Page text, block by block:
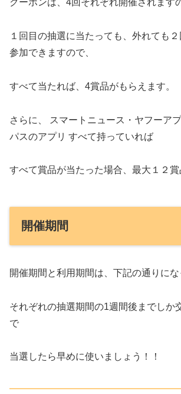
クーポンは、4回それぞれ開催されます
１回目の抽選に当たっても、外れても
参加できますので、
すべて当たれば、4賞品がもらえます。
さらに、 スマートニュース・ヤフーア
パスのアプリ すべて持っていれば
すべて賞品が当たった場合、最大１２賞
開催期間
開催期間と利用期間は、下記の通りにな
それぞれの抽選期間の1週間後までしか
で
当選したら早めに使いましょう！！